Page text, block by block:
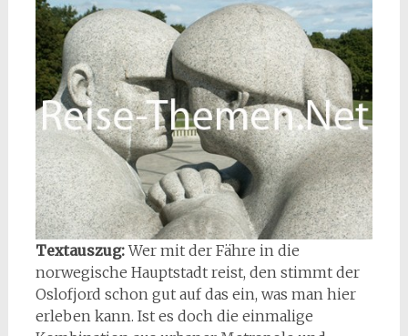
Textauszug:Wer mit der Fähre in die
norwegische Hauptstadt reist, den stimmt der
Oslofjord schon gut auf das ein, was man hier
erleben kann. Ist es doch die einmalige